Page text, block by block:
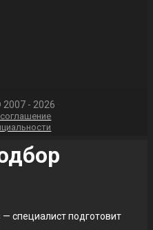
- 2026
специалист подготовит